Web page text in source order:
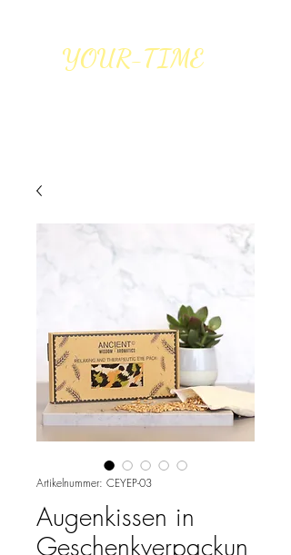
YOUR-TIME
Artikelnummer: CEYEP-03
Augenkissen in
Geschenkverpackun